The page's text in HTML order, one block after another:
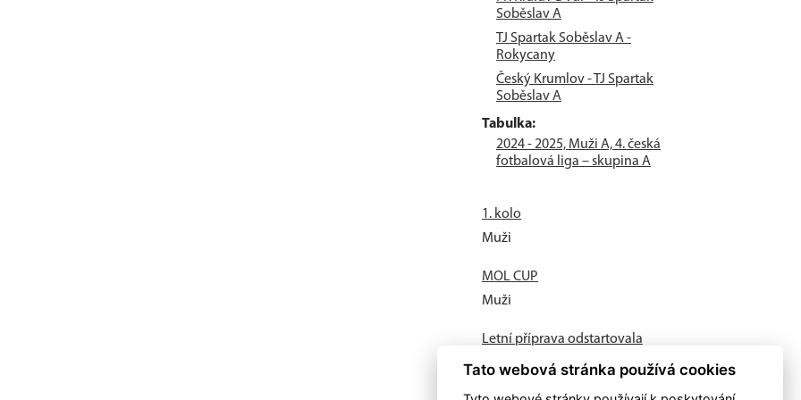
Soběslav A
TJ Spartak Soběslav A -
Rokycany
Český Krumlov - TJ Spartak
Soběslav A
Tabulka:
2024 - 2025, Muži A, 4. česká
fotbalová liga – skupina A
1. kolo
Muži
MOL CUP
Muži
Letní příprava odstartovala
Muži
Tato webová stránka používá cookies